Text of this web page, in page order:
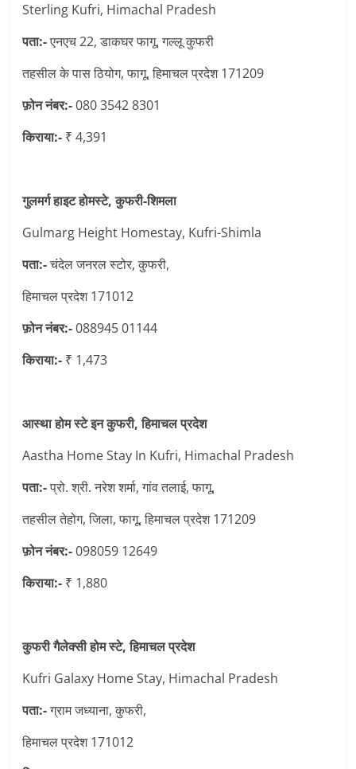
Sterling Kufri, Himachal Pradesh
पता:-एनएच 22, डाकघर फागू, गल्लू कुफरी
तहसील के पास ठियोग, फागू, हिमाचल प्रदेश 171209
फ़ोन नंबर:-080 3542 8301
किराया:- ₹ 4,391
गुलमर्ग हाइट होमस्टे, कुफरी-शिमला
Gulmarg Height Homestay, Kufri-Shimla
पता:-चंदेल जनरल स्टोर, कुफरी,
हिमाचल प्रदेश 171012
फ़ोन नंबर:-088945 01144
किराया:- ₹ 1,473
आस्था होम स्टे इन कुफरी, हिमाचल प्रदेश
Aastha Home Stay In Kufri, Himachal Pradesh
पता:-प्रो. श्री. नरेश शर्मा, गांव तलाई, फागू,
तहसील तेहोग, जिला, फागू, हिमाचल प्रदेश 171209
फ़ोन नंबर:-098059 12649
किराया:- ₹ 1,880
कुफरी गैलेक्सी होम स्टे, हिमाचल प्रदेश
Kufri Galaxy Home Stay, Himachal Pradesh
पता:-ग्राम जध्याना, कुफरी,
हिमाचल प्रदेश 171012